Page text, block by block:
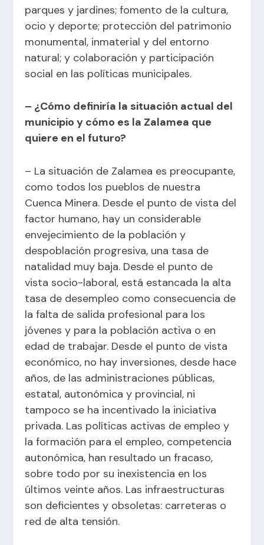
parques y jardines; fomento de la cultura,
ocio y deporte; protección del patrimonio
monumental, inmaterial y del entorno
natural; y colaboración y participación
social en las políticas municipales.
– ¿Cómo definiría la situación actual del
municipio y cómo es la Zalamea que
quiere en el futuro?
– La situación de Zalamea es preocupante,
como todos los pueblos de nuestra
Cuenca Minera. Desde el punto de vista del
factor humano, hay un considerable
envejecimiento de la población y
despoblación progresiva, una tasa de
natalidad muy baja. Desde el punto de
vista socio-laboral, está estancada la alta
tasa de desempleo como consecuencia de
la falta de salida profesional para los
jóvenes y para la población activa o en
edad de trabajar. Desde el punto de vista
económico, no hay inversiones, desde hace
años, de las administraciones públicas,
estatal, autonómica y provincial, ni
tampoco se ha incentivado la iniciativa
privada. Las políticas activas de empleo y
la formación para el empleo, competencia
autonómica, han resultado un fracaso,
sobre todo por su inexistencia en los
últimos veinte años. Las infraestructuras
son deficientes y obsoletas: carreteras o
red de alta tensión.